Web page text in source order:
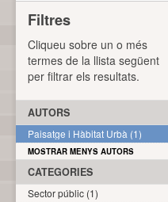
Filtres
Cliqueu sobre un o més
termes de la llista següent
per filtrar els resultats.
AUTORS
Paisatge i Hàbitat Urbà (1)
MOSTRAR MENYS AUTORS
CATEGORIES
Sector públic (1)